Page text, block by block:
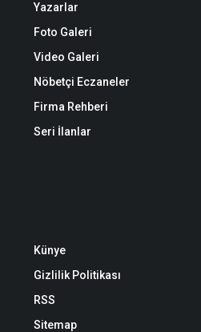
Yazarlar
Foto Galeri
Video Galeri
Nöbetçi Eczaneler
Firma Rehberi
Seri İlanlar
Künye
Gizlilik Politikası
RSS
Sitemap